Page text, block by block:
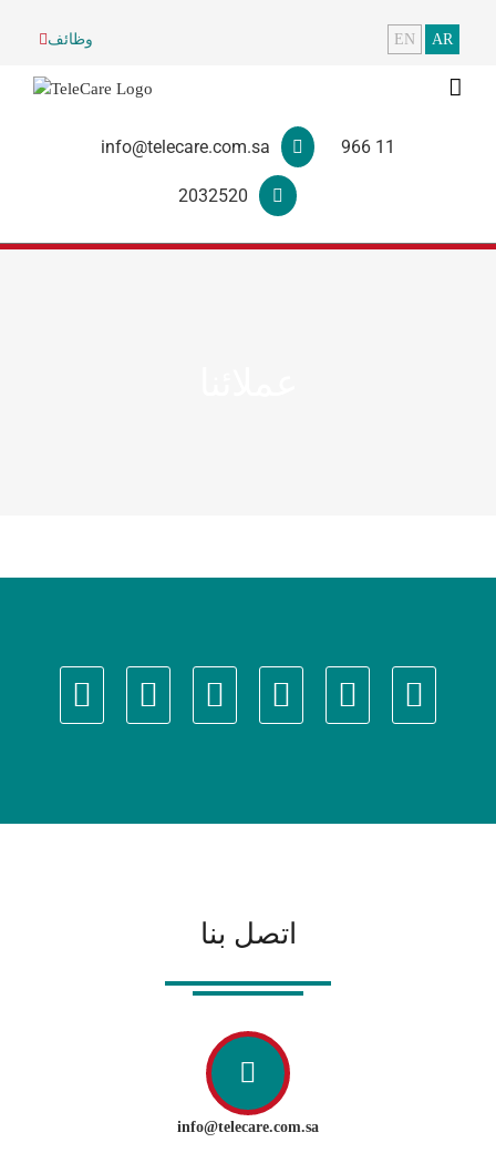
EN AR وظائف
info@telecare.com.sa 966 11
2032520
اتصل بنا
info@telecare.com.sa